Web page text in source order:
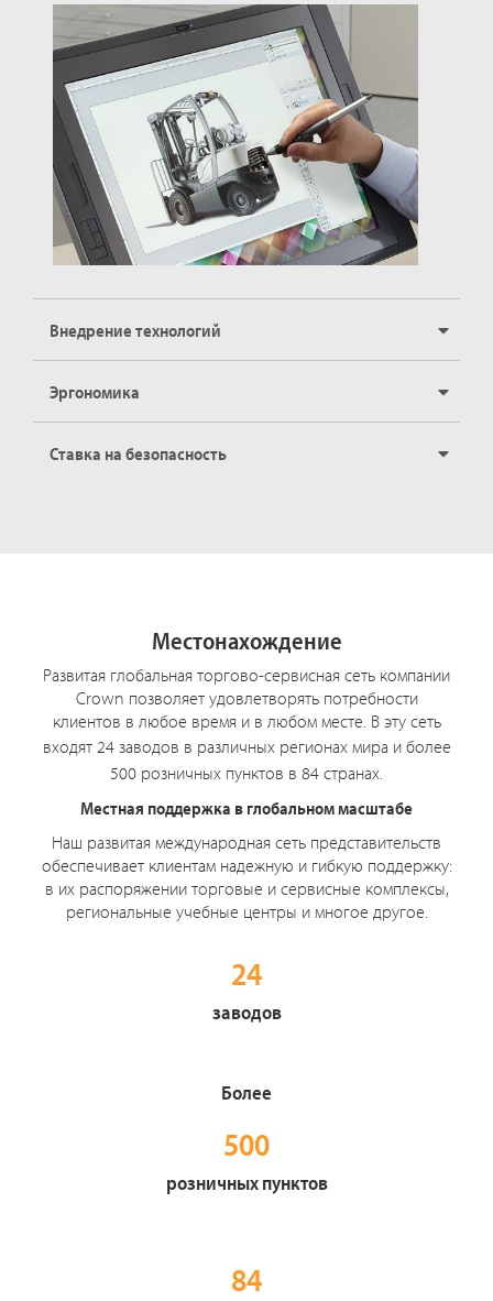
Внедрение технологий
Эргономика
Ставка на безопасность
Местонахождение
Развитая глобальная торгово-сервисная сеть компании
Crown позволяет удовлетворять потребности
клиентов в любое время и в любом месте. В эту сеть
входят 24 заводов в различных регионах мира и более
500 розничных пунктов в 84 странах.
Местная поддержка в глобальном масштабе
Наш развитая международная сеть представительств
обеспечивает клиентам надежную и гибкую поддержку:
в их распоряжении торговые и сервисные комплексы,
региональные учебные центры и многое другое.
24
заводов
Более
500
розничных пунктов
84